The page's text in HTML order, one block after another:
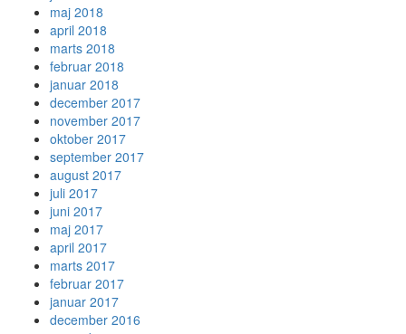
maj 2018
april 2018
marts 2018
februar 2018
januar 2018
december 2017
november 2017
oktober 2017
september 2017
august 2017
juli 2017
juni 2017
maj 2017
april 2017
marts 2017
februar 2017
januar 2017
december 2016